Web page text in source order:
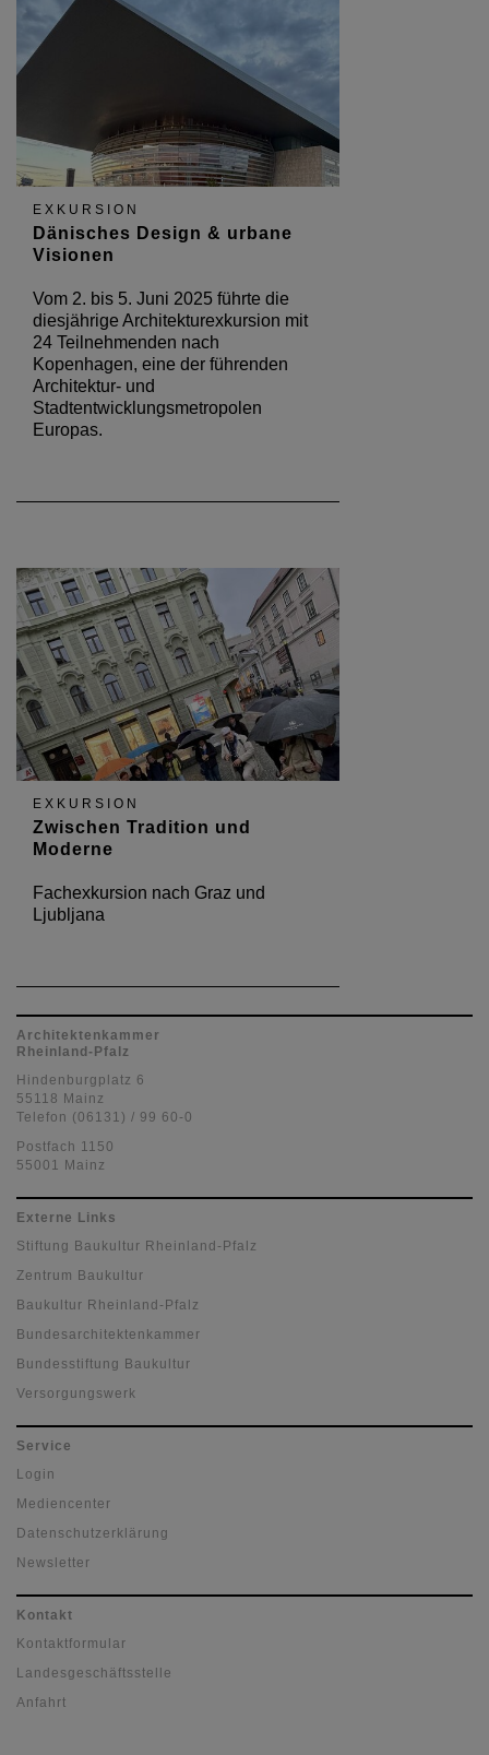
EXKURSION
Dänisches Design & urbane
Visionen
Vom 2. bis 5. Juni 2025 führte die
diesjährige Architekturexkursion mit
24 Teilnehmenden nach
Kopenhagen, eine der führenden
Architektur- und
Stadtentwicklungsmetropolen
Europas.
EXKURSION
Zwischen Tradition und
Moderne
Fachexkursion nach Graz und
Ljubljana
Architektenkammer
Rheinland-Pfalz
Hindenburgplatz 6
55118 Mainz
Telefon (06131) / 99 60-0
Postfach 1150
55001 Mainz
Externe Links
Stiftung Baukultur Rheinland-Pfalz
Zentrum Baukultur
Baukultur Rheinland-Pfalz
Bundesarchitektenkammer
Bundesstiftung Baukultur
Versorgungswerk
Service
Login
Mediencenter
Datenschutzerklärung
Newsletter
Kontakt
Kontaktformular
Landesgeschäftsstelle
Anfahrt